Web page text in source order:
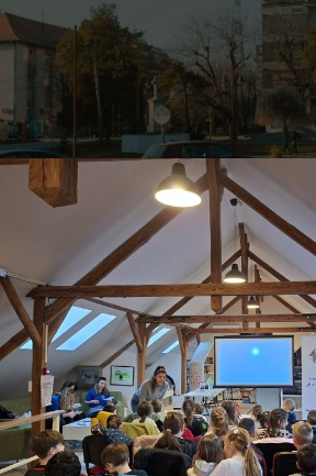
Почетак
библиотеци –
књиге и
Општина Ковин On 19.